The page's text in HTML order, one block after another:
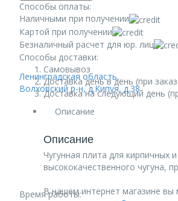
Ленинградская область,
Волховский р-н, д.Кипуя, д.38
Время работы:
Способы оплаты:
Наличными при получении
Картой при получении
Безналичный расчет для юр. лиц
Способы доставки:
Самовывоз
Доставка день в день (при
Доставка на следующий день
Описание
Описание
Чугунная плита для кирпичных
высококачественного чугуна,
В нашем интернет магазине вы